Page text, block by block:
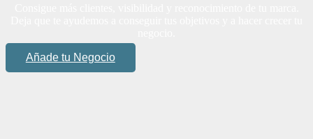
Añade tu Negocio